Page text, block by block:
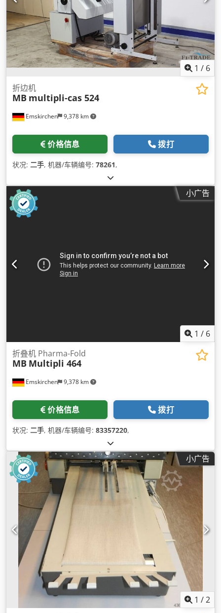
1 / 6
Emskirchen 9,378 km
折边机
MB multipli-cas 524
价格信息 拨打
状况: 二手, 机器/车辆编号: 78261,
小广告
1 / 6
Emskirchen 9,378 km
折叠机 Pharma-Fold
MB Multipli 464
价格信息 拨打
状况: 二手, 机器/车辆编号: 83357220,
小广告
1 /2